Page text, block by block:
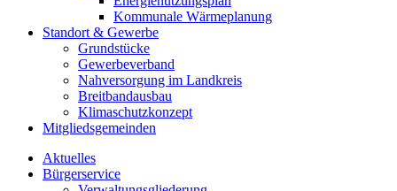
Kommunale Wärmeplanung
Standort & Gewerbe
Grundstücke
Gewerbeverband
Nahversorgung im Landkreis
Breitbandausbau
Klimaschutzkonzept
Mitgliedsgemeinden
Aktuelles
Bürgerservice